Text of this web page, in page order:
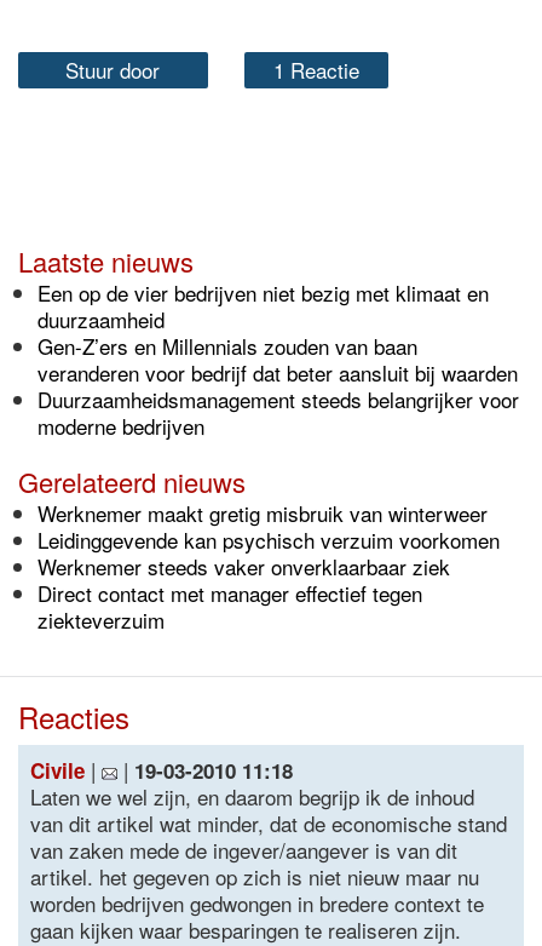
Stuur door 1 Reactie
Laatste nieuws
Een op de vier bedrijven niet bezig met klimaat en
duurzaamheid
Gen-Z’ers en Millennials zouden van baan
veranderen voor bedrijf dat beter aansluit bij waarden
Duurzaamheidsmanagement steeds belangrijker voor
moderne bedrijven
Gerelateerd nieuws
Werknemer maakt gretig misbruik van winterweer
Leidinggevende kan psychisch verzuim voorkomen
Werknemer steeds vaker onverklaarbaar ziek
Direct contact met manager effectief tegen
ziekteverzuim
Reacties
Civile | | 19-03-2010 11:18
Laten we wel zijn, en daarom begrijp ik de inhoud
van dit artikel wat minder, dat de economische stand
van zaken mede de ingever/aangever is van dit
artikel. het gegeven op zich is niet nieuw maar nu
worden bedrijven gedwongen in bredere context te
gaan kijken waar besparingen te realiseren zijn.